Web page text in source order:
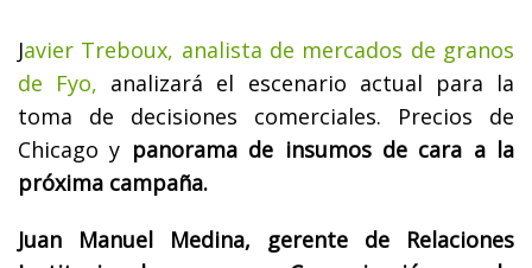
Javier Treboux, analista de mercados de granos
de Fyo, analizará el escenario actual para la
toma de decisiones comerciales. Precios de
Chicago y panorama de insumos de cara a la
próxima campaña.
Juan Manuel Medina, gerente de Relaciones